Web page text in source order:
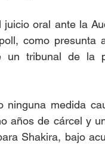
oral ante la
como
un tribunal de la
ninguna medida
años de cárcel y
Shakira, bajo